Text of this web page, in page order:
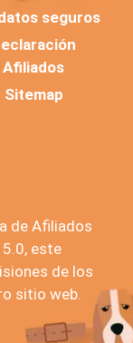
seguros
Afiliados
Sitemap
de Afiliados
este
de los
sitio web.